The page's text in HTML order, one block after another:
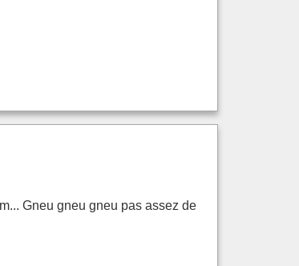
Gneu gneu gneu pas assez de